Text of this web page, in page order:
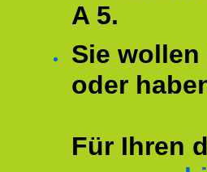
A 5.
Sie
oder
Für Ihren